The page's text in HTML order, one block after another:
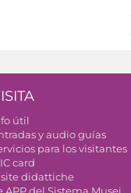
útil
y audio guías
para los visitantes
card
didattiche